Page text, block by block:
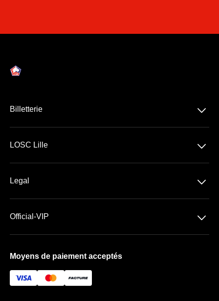
Billetterie 􀆈
LOSC Lille
􀆈
Legal 􀆈
Official-VIP 􀆈
FAQ
Moyens de paiement acceptés